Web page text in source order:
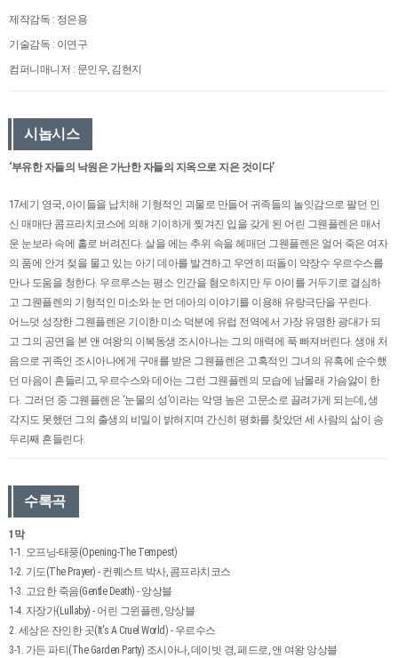
제작감독 : 정은용
기술감독 : 이연구
컴퍼니매니저 : 문인우, 김현지
시놉시스
‘부유한 자들의 낙원은 가난한 자들의 지옥으로 지은 것이다’
17세기 영국, 아이들을 납치해 기형적인 괴물로 만들어 귀족들의 놀잇감으로 팔던 인
신 매매단 콤프라치코스에 의해 기이하게 찢겨진 입을 갖게 된 어린 그웬플렌은 매서
운 눈보라 속에 홀로 버려진다. 살을 에는 추위 속을 헤매던 그웬플렌은 얼어 죽은 여자
의 품에 안겨 젖을 물고 있는 아기 데아를 발견하고 우연히 떠돌이 약장수 우르수스를
만나 도움을 청한다. 우르루스는 평소 인간을 혐오하지만 두 아이를 거두기로 결심하
고 그웬플렌의 기형적인 미소와 눈 먼 데아의 이야기를 이용해 유랑극단을 꾸린다.
어느덧 성장한 그웬플렌은 기이한 미소 덕분에 유럽 전역에서 가장 유명한 광대가 되
고 그의 공연을 본 앤 여왕의 이복동생 조시아나는 그의 매력에 푹 빠져버린다. 생애 처
음으로 귀족인 조시아나에게 구애를 받은 그웬플렌은 고혹적인 그녀의 유혹에 순수했
던 마음이 흔들리고, 우르수스와 데아는 그런 그웬플렌의 모습에 남몰래 가슴앓이 한
다. 그러던 중 그웬플렌은 ‘눈물의 성’이라는 악명 높은 고문소로 끌려가게 되는데, 생
각지도 못했던 그의 출생의 비밀이 밝혀지며 간신히 평화를 찾았던 세 사람의 삶이 송
두리째 흔들린다.
수록곡
1막
1-1. 오프닝-태풍(Opening-The Tempest)
1-2. 기도(The Prayer) - 컨퀘스트 박사, 콤프라치코스
1-3. 고요한 죽음(Gentle Death) - 앙상블
1-4. 자장가(Lullaby) - 어린 그윈플렌, 앙상블
2. 세상은 잔인한 곳(It's A Cruel World) - 우르수스
3-1. 가든 파티(The Garden Party) 조시아나, 데이빗 경, 페드로, 앤 여왕 앙상블